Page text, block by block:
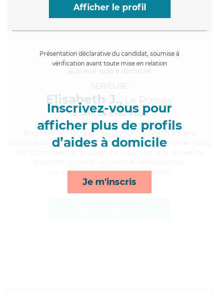
Afficher le profil
Présentation déclarative du candidat, soumise à
vérification avant toute mise en relation
Inscrivez-vous pour
afficher plus de profils
d’aides à domicile
Je m'inscris
SÉRIEUSE
Elisabeth J., Le Russey
à 5km de chez Vous
, fiable et rigoureuse, Elisabeth a 9 ans
d'expérience et possède un diplôme d'Etat d'infirmier (DEI).
compagnie/loisirs, repas et mobilité*